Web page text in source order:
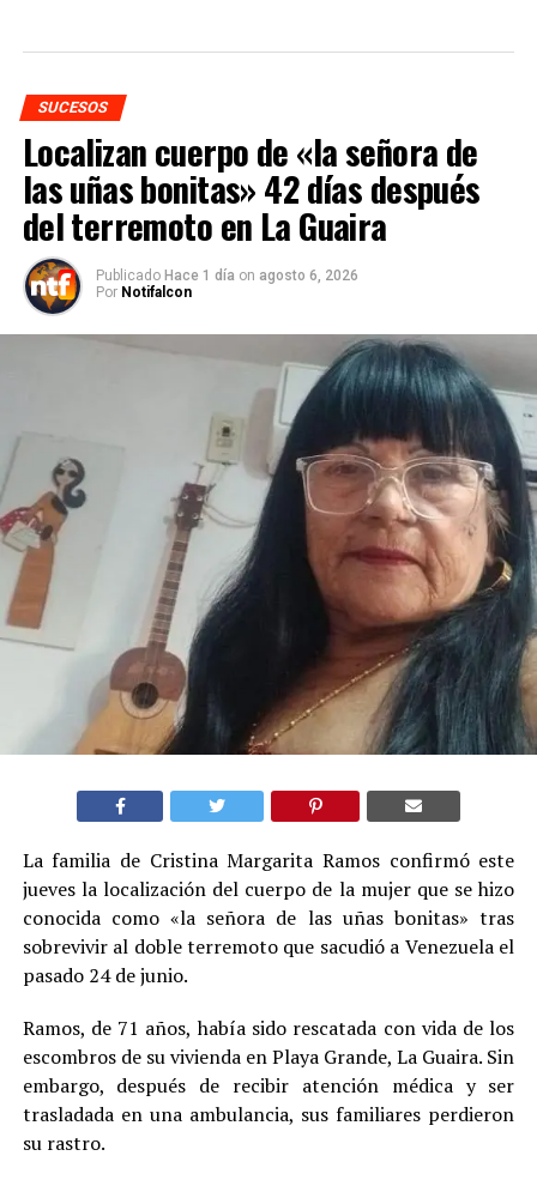
SUCESOS
Localizan cuerpo de «la señora de
las uñas bonitas» 42 días después
del terremoto en La Guaira
Publicado Hace 1 día on agosto 6, 2026
Por Notifalcon
La familia de Cristina Margarita Ramos confirmó este
jueves la localización del cuerpo de la mujer que se hizo
conocida como «la señora de las uñas bonitas» tras
sobrevivir al doble terremoto que sacudió a Venezuela el
pasado 24 de junio.
Ramos, de 71 años, había sido rescatada con vida de los
escombros de su vivienda en Playa Grande, La Guaira. Sin
embargo, después de recibir atención médica y ser
trasladada en una ambulancia, sus familiares perdieron
su rastro.